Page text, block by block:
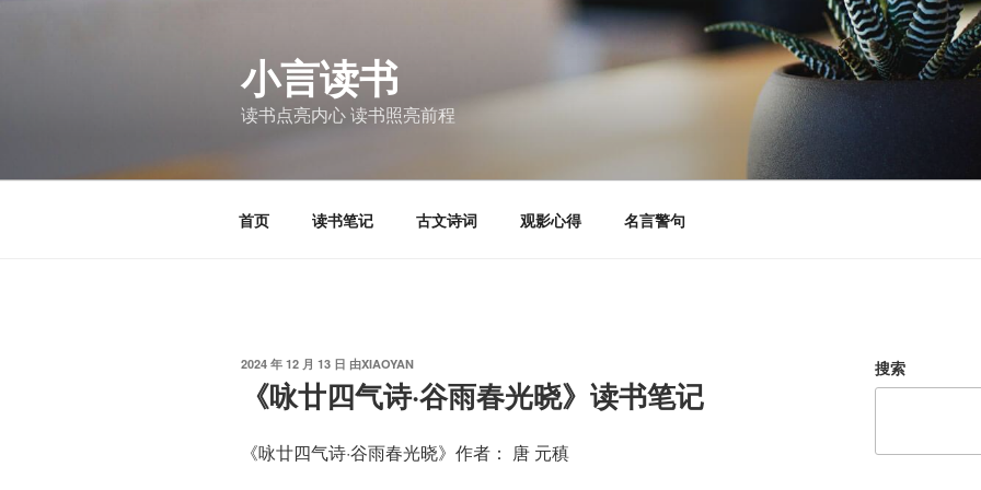
小言读书
读书点亮内心 读书照亮前程
首页 读书笔记 古文诗词 观影心得 名言警句
发
2024 年 12 月 13 日 由XIAOYAN
《咏廿四气诗·谷雨春光晓》读书笔记
《咏廿四气诗·谷雨春光晓》作者： 唐 元稹
搜索